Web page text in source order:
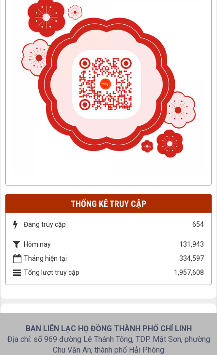
THỐNG KÊ TRUY CẬP
Đang truy cập 654
Hôm nay
131,943
Tháng hiện tại
334,597
Tổng lượt truy cập
1,957,608
BAN LIÊN LẠC HỌ ĐỒNG THÀNH PHỐ CHÍ LINH
Địa chỉ: số 969 đường Lê Thánh Tông, TDP. Mật Sơn, phường
Chu Văn An, thành phố Hải Phòng